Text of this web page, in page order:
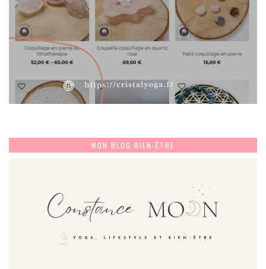
MON BLOG BIEN-ÊTRE